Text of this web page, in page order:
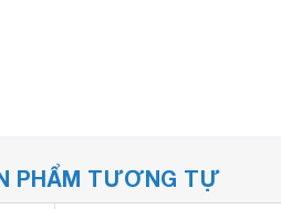
PHẨM TƯƠNG TỰ